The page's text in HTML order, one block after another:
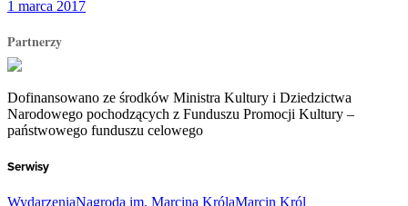
1 marca 2017
Partnerzy
Dofinansowano ze środków Ministra Kultury i Dziedzictwa
Narodowego pochodzących z Funduszu Promocji Kultury –
państwowego funduszu celowego
Serwisy
WydarzeniaNagroda im. Marcina KrólaMarcin Król